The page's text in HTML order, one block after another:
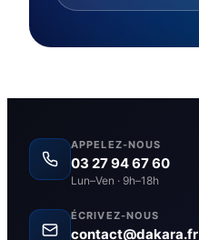
APPELEZ-NOUS
03 27 94 67 60
Lun–Ven · 9h–18h
ÉCRIVEZ-NOUS
contact@dakara.fr